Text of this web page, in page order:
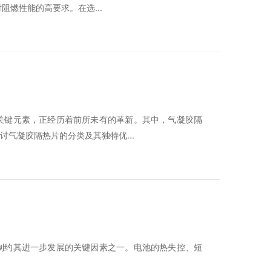
燃性能的高要求。在选...
元素，正经历着前所未有的革新。其中，气凝胶隔
气凝胶隔热片的分类及其独特优...
其进一步发展的关键因素之一。电池的热失控、短